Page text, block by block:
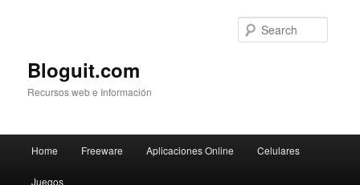
Bloguit.com
Recursos web e Información
Skip
Home Freeware Aplicaciones Online Celulares
Juegos